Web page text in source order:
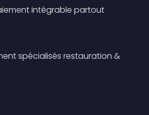
intégrable partout
spécialisés restauration &